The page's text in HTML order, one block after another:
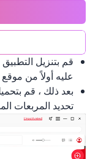
قم بتنزيل
عليه أولاً من موقع AMusicSoft.
تحديد المربعات